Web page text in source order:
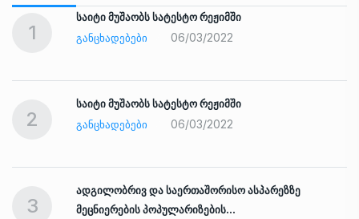
1
საიტი მუშაობს სატესტო რეჟიმში
ᲒᲐᲜᲪᲮᲐᲓᲔᲑᲔᲑᲘ
06/03/2022
2
საიტი მუშაობს სატესტო რეჟიმში
ᲒᲐᲜᲪᲮᲐᲓᲔᲑᲔᲑᲘ
06/03/2022
3
ადგილობრივ და საერთაშორისო ასპარეზზე
მეცნიერების პოპულარიზების…